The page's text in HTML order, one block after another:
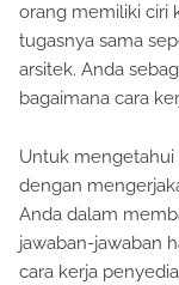
orang memiliki ciri
tugasnya sama
arsitek. Anda
bagaimana cara
Untuk mengetahui
dengan
Anda dalam
jawaban-jawaban
cara kerja